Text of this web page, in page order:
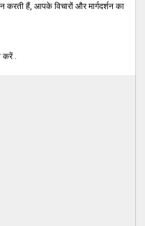
करती हैं, आपके विचारों और मार्गदर्शन का
.